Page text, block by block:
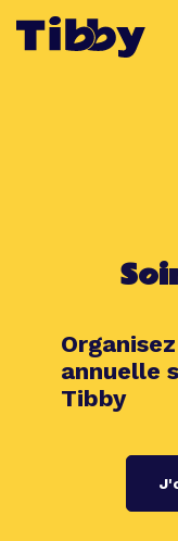
annuelle
Tibby